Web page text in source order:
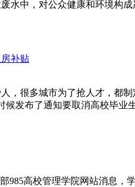
水中，对公众健康和环境构
，很多城市为了抢人才，都
候发布了通知要取消高校毕业
985高校管理学院网站消息